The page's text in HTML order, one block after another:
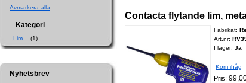
Avmarkera alla
Kategori
Lim (1)
Contacta flytande lim,
Fabrikat:
Art.nr:
I lager: Ja
Kom ihåg
Pris:
Nyhetsbrev